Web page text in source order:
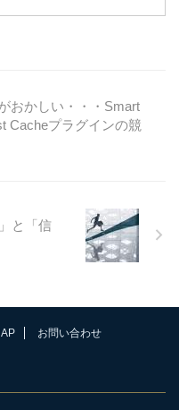
おかしい・・・Smart
Cacheプラグインの競
と「信
お問い合わせ